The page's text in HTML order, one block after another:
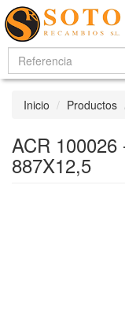
Inicio Productos
ACR
887X12,5